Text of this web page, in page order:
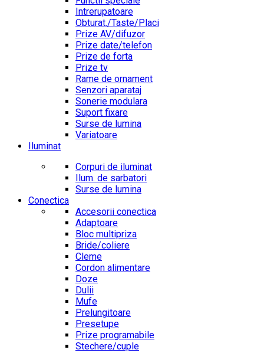
Intrerupatoare
Obturat./Taste/Placi
Prize AV/difuzor
Prize date/telefon
Prize de forta
Prize tv
Rame de ornament
Senzori aparataj
Sonerie modulara
Suport fixare
Surse de lumina
Variatoare
Iluminat
Corpuri de iluminat
Ilum. de sarbatori
Surse de lumina
Conectica
Accesorii conectica
Adaptoare
Bloc multipriza
Bride/coliere
Cleme
Cordon alimentare
Doze
Dulii
Mufe
Prelungitoare
Presetupe
Prize programabile
Stechere/cuple